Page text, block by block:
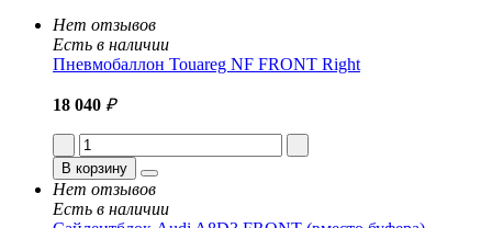
Нет отзывов
Есть в наличии
Пневмобаллон Touareg NF FRONT Right
18 040 ₽
В корзину
Нет отзывов
Есть в наличии